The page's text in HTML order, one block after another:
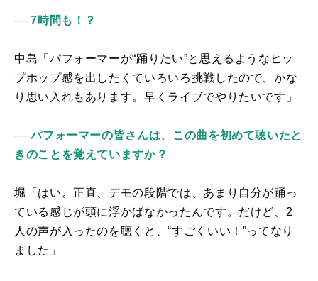
──7時間も！？
中島「パフォーマーが“踊りたい”と思えるようなヒッ
プホップ感を出したくていろいろ挑戦したので、かな
り思い入れもあります。早くライブでやりたいです」
──パフォーマーの皆さんは、この曲を初めて聴いたと
きのことを覚えていますか？
堀「はい。正直、デモの段階では、あまり自分が踊っ
ている感じが頭に浮かばなかったんです。だけど、2
人の声が入ったのを聴くと、“すごくいい！”ってなり
ました」